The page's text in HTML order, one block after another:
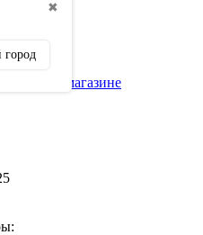
✖
город
в магазине